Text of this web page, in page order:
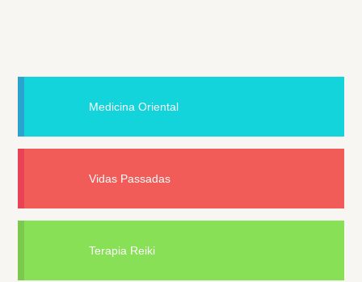
Medicina Oriental
Vidas Passadas
Terapia Reiki